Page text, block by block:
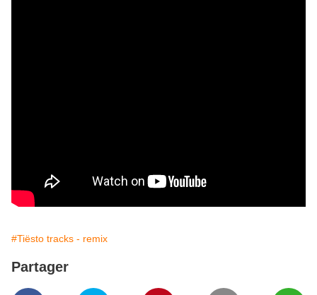
#Tiësto tracks - remix
Partager